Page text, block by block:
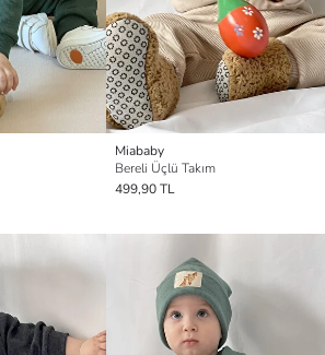
Miababy
Bereli Üçlü Takım
499,90 TL